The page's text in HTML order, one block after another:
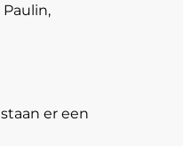
er een